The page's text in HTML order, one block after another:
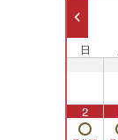
日
2